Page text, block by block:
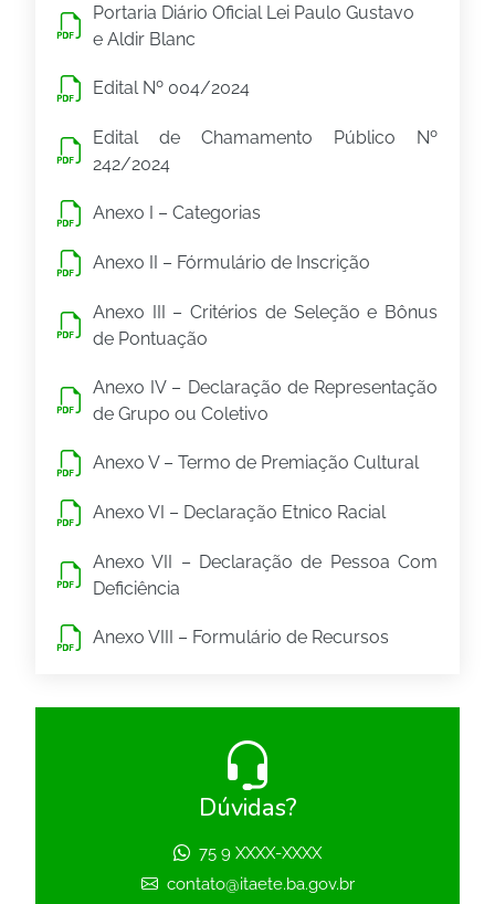
Portaria Diário Oficial Lei Paulo Gustavo
e Aldir Blanc
Edital Nº 004/2024
Edital de Chamamento Público Nº
242/2024
Anexo I – Categorias
Anexo II – Fórmulário de Inscrição
Anexo III – Critérios de Seleção e Bônus
de Pontuação
Anexo IV – Declaração de Representação
de Grupo ou Coletivo
Anexo V – Termo de Premiação Cultural
Anexo VI – Declaração Etnico Racial
Anexo VII – Declaração de Pessoa Com
Deficiência
Anexo VIII – Formulário de Recursos
Dúvidas?
75 9 XXXX-XXXX
contato@itaete.ba.gov.br